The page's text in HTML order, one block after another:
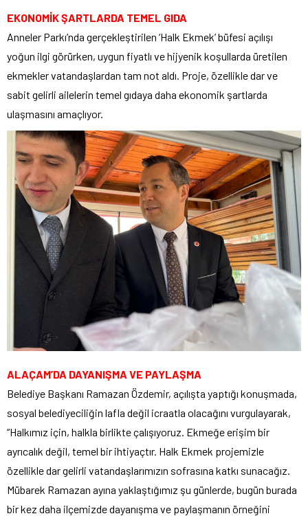
EKONOMİK ŞARTLARDA TEMEL GIDA
Anneler Parkı’nda gerçekleştirilen ‘Halk Ekmek’ büfesi açılışı
yoğun ilgi görürken, uygun fiyatlı ve hijyenik koşullarda üretilen
ekmekler vatandaşlardan tam not aldı. Proje, özellikle dar ve
sabit gelirli ailelerin temel gıdaya daha ekonomik şartlarda
ulaşmasını amaçlıyor.
ALAÇAM’DA DAYANIŞMA VE PAYLAŞMA
Belediye Başkanı Ramazan Özdemir, açılışta yaptığı konuşmada,
sosyal belediyeciliğin lafla değil icraatla olacağını vurgulayarak,
“Halkımız için, halkla birlikte çalışıyoruz. Ekmeğe erişim bir
ayrıcalık değil, temel bir ihtiyaçtır. Halk Ekmek projemizle
özellikle dar gelirli vatandaşlarımızın sofrasına katkı sunacağız.
Mübarek Ramazan ayına yaklaştığımız şu günlerde, bugün burada
bir kez daha ilçemizde dayanışma ve paylaşmanın örneğini